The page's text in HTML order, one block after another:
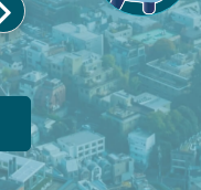
下
一
頁